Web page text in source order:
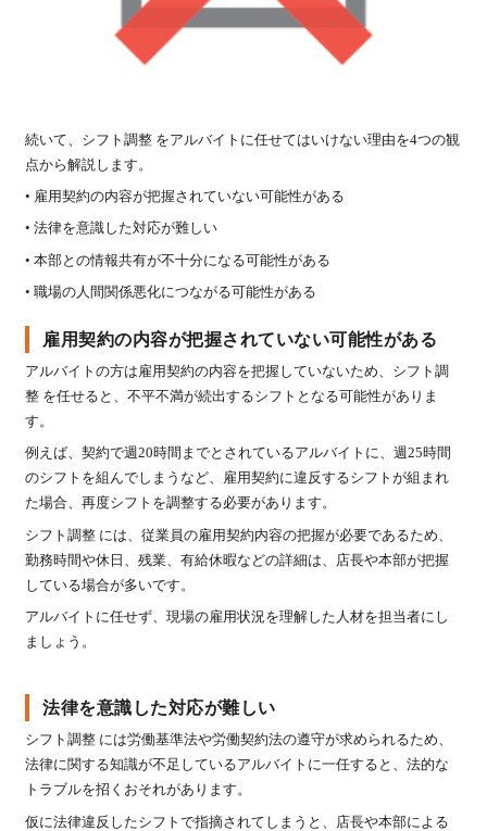
続いて、シフト調整 をアルバイトに任せてはいけない理由を4つの観
点から解説します。
• 雇用契約の内容が把握されていない可能性がある
• 法律を意識した対応が難しい
• 本部との情報共有が不十分になる可能性がある
• 職場の人間関係悪化につながる可能性がある
雇用契約の内容が把握されていない可能性がある
アルバイトの方は雇用契約の内容を把握していないため、シフト調
整 を任せると、不平不満が続出するシフトとなる可能性がありま
す。
例えば、契約で週20時間までとされているアルバイトに、週25時間
のシフトを組んでしまうなど、雇用契約に違反するシフトが組まれ
た場合、再度シフトを調整する必要があります。
シフト調整 には、従業員の雇用契約内容の把握が必要であるため、
勤務時間や休日、残業、有給休暇などの詳細は、店長や本部が把握
している場合が多いです。
アルバイトに任せず、現場の雇用状況を理解した人材を担当者にし
ましょう。
法律を意識した対応が難しい
シフト調整 には労働基準法や労働契約法の遵守が求められるため、
法律に関する知識が不足しているアルバイトに一任すると、法的な
トラブルを招くおそれがあります。
仮に法律違反したシフトで指摘されてしまうと、店長や本部による